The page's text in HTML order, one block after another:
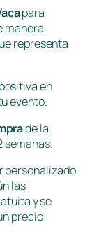
para
manera
representa
en
evento.
de la
semanas.
personalizado
las
y se
precio